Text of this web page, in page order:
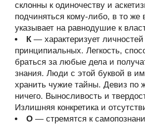
склонны к одиночеству и
подчиняться кому-либо, в то же
указывает на равнодушие к
К— характеризует
принципиальных. Легкость,
браться за любые дела и
знания. Люди с этой буквой в
хранить чужие тайны. Девиз по
ничего. Выносливость и
Излишняя конкретика и
О — стремятся к